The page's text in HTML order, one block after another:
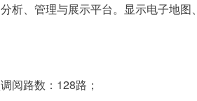
、管理与展示平台。显示电子地图
路数：128路；